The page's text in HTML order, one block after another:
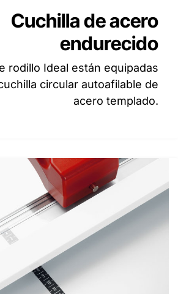
Cuchilla de acero
endurecido
rodillo Ideal están equipadas
circular autoafilable de
acero templado.